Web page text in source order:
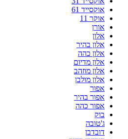
אוקסייד 61
אוקר 11
אורן
אלון
אלון בהיר
אלון כהה
אלון מדיום
אלון מוזהב
אלון מולבן
אפור
אפור בהיר
אפור כהה
בוק
ג'טובה
דובדבן